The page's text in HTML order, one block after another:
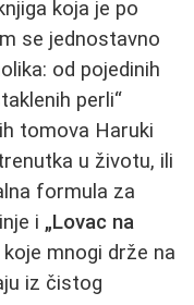
koja je po
se jednostavno
od pojedinih
perli“
tomova Haruki
u životu, ili
formula za
i „Lovac na
mnogi drže na
iz čistog